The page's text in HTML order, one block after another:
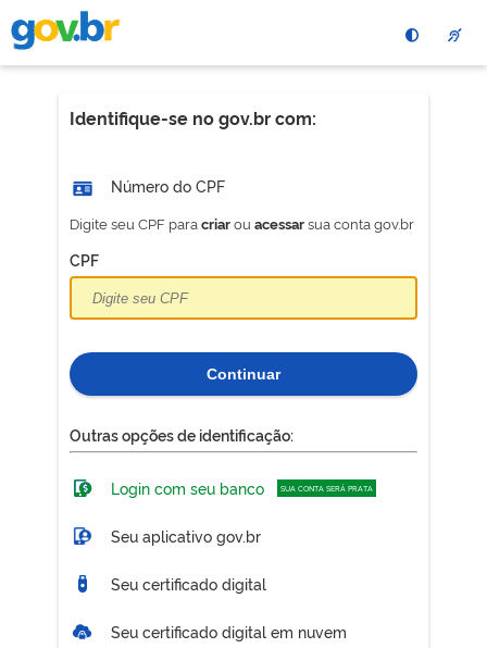
para
conteÃºdo
Identifique-se no gov.br com:
Número do CPF
Digite seu CPF paracriarou acessarsua conta gov.br
CPF
Continuar
Outras opções de identificação:
Login com seu banco SUA CONTA SERÁ PRATA
Seu aplicativo gov.br
Seu certificado digital
Seu certificado digital em nuvem